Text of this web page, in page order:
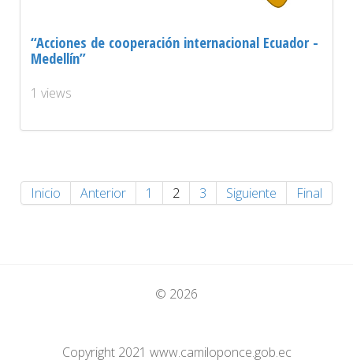
“Acciones de cooperación internacional Ecuador -
Medellín”
1 views
Inicio Anterior 1 2 3 Siguiente Final
© 2026
Copyright 2021 www.camiloponce.gob.ec